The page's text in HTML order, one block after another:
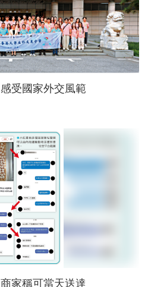
港生參觀釣魚台國賓館 感受國家外交風範
「特殊車輛」代運過關 商家稱可當天送達